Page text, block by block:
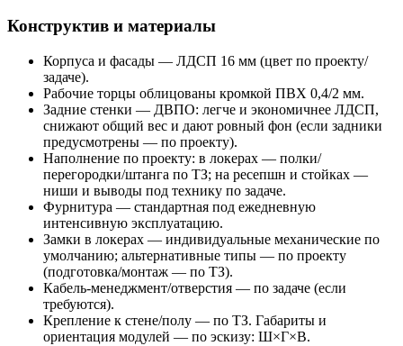
Конструктив и материалы
Корпуса и фасады — ЛДСП 16 мм (цвет по проекту/
задаче).
Рабочие торцы облицованы кромкой ПВХ 0,4/2 мм.
Задние стенки — ДВПО: легче и экономичнее ЛДСП,
снижают общий вес и дают ровный фон (если задники
предусмотрены — по проекту).
Наполнение по проекту: в локерах — полки/
перегородки/штанга по ТЗ; на ресепшн и стойках —
ниши и выводы под технику по задаче.
Фурнитура — стандартная под ежедневную
интенсивную эксплуатацию.
Замки в локерах — индивидуальные механические по
умолчанию; альтернативные типы — по проекту
(подготовка/монтаж — по ТЗ).
Кабель‑менеджмент/отверстия — по задаче (если
требуются).
Крепление к стене/полу — по ТЗ. Габариты и
ориентация модулей — по эскизу: Ш×Г×В.